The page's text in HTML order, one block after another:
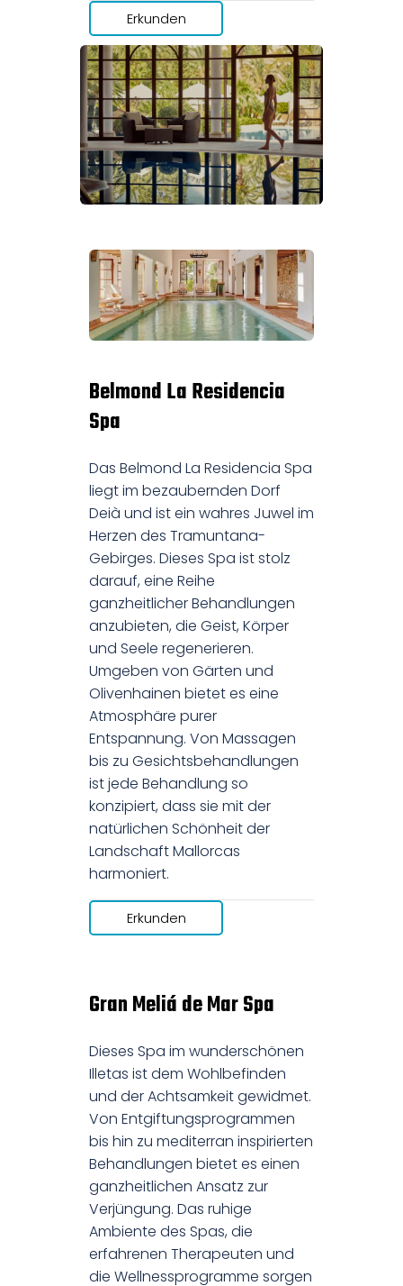
Erkunden
Belmond La Residencia
Spa
Das Belmond La Residencia Spa
liegt im bezaubernden Dorf
Deià und ist ein wahres Juwel im
Herzen des Tramuntana-
Gebirges. Dieses Spa ist stolz
darauf, eine Reihe
ganzheitlicher Behandlungen
anzubieten, die Geist, Körper
und Seele regenerieren.
Umgeben von Gärten und
Olivenhainen bietet es eine
Atmosphäre purer
Entspannung. Von Massagen
bis zu Gesichtsbehandlungen
ist jede Behandlung so
konzipiert, dass sie mit der
natürlichen Schönheit der
Landschaft Mallorcas
harmoniert.
Erkunden
Gran Meliá de Mar Spa
Dieses Spa im wunderschönen
Illetas ist dem Wohlbefinden
und der Achtsamkeit gewidmet.
Von Entgiftungsprogrammen
bis hin zu mediterran inspirierten
Behandlungen bietet es einen
ganzheitlichen Ansatz zur
Verjüngung. Das ruhige
Ambiente des Spas, die
erfahrenen Therapeuten und
die Wellnessprogramme sorgen